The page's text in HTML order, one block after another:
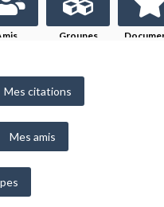
Groupes
Mes citations
Mes amis